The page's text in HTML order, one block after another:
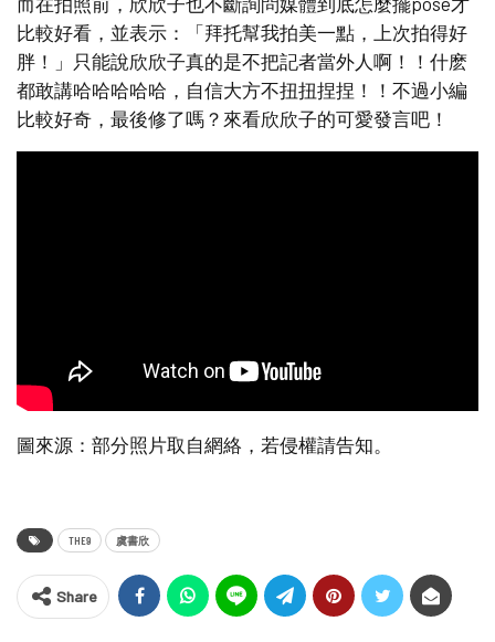
比較好看，並表示：「拜托幫我拍美一點，上次拍得好
胖！」只能說欣欣子真的是不把記者當外人啊！！什麽
都敢講哈哈哈哈哈，自信大方不扭扭捏捏！！不過小編
比較好奇，最後修了嗎？來看欣欣子的可愛發言吧！
圖來源：部分照片取自網絡，若侵權請告知。
THE9 虞書欣
Share